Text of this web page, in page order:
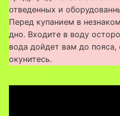
отведенных и
Перед купанием в
дно. Входите в воду
вода дойдет вам до пояса,
окунитесь.